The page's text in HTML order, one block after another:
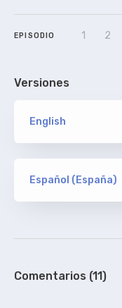
EPISODIO 1 2
Versiones
English
PHOENiX/
ORIGINAL
Español (España)
PHOENiX/
Comentarios (11)